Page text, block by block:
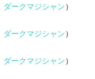
ダークマジシャン）
ダークマジシャン）
ダークマジシャン）